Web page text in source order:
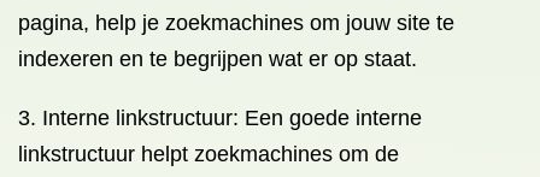
pagina, help je zoekmachines om jouw site te
indexeren en te begrijpen wat er op staat.
3. Interne linkstructuur: Een goede interne
linkstructuur helpt zoekmachines om de